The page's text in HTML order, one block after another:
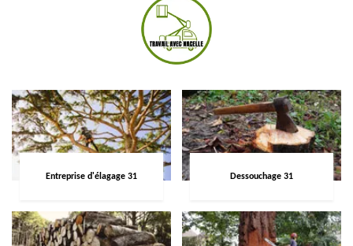
Entreprise d'élagage 31 Dessouchage 31